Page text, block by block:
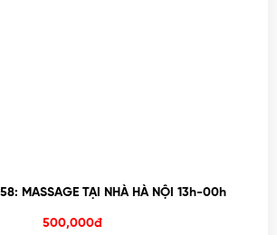
MASSAGE TẠI NHÀ HÀ NỘI 13h-00h
500,000đ